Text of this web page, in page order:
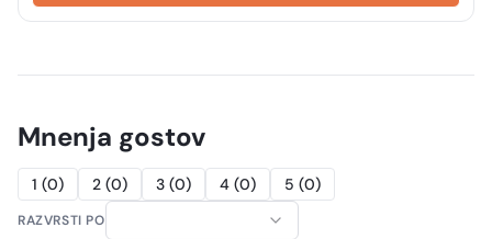
Mnenja gostov
1 (0) 2 (0) 3 (0) 4 (0) 5 (0)
RAZVRSTI PO